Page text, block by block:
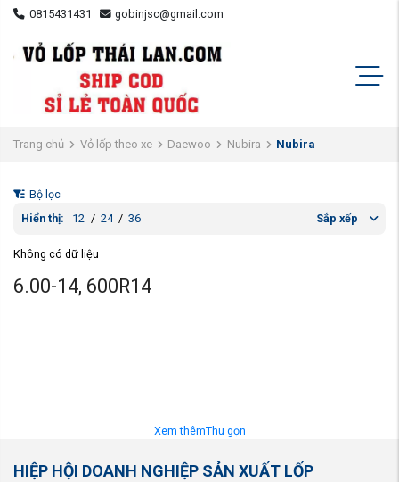
0815431431 gobinjsc@gmail.com
Trang chủ Vỏ lốp theo xe Daewoo Nubira Nubira
Bộ lọc
Hiển thị:
12 / 24 / 36 Sắp xếp
Không có dữ liệu
6.00-14, 600R14
Xem thêmThu gọn
HIỆP HỘI DOANH NGHIỆP SẢN XUẤT LỐP